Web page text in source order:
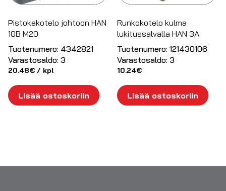
Pistokekotelo johtoon HAN
10B M20
Tuotenumero: 4342821
Varastosaldo: 3
20.48€ / kpl
Lisää ostoskoriin
Runkokotelo kulma
lukitussalvalla HAN 3A
Tuotenumero: 121430106
Varastosaldo: 3
10.24€
Lisää ostoskoriin